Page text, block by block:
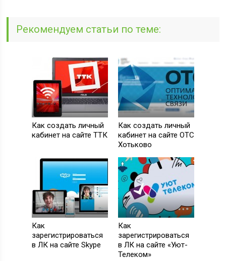
Рекомендуем статьи по теме:
Как создать личный
кабинет на сайте ТТК
Как создать личный
кабинет на сайте ОТС
Хотьково
Как
зарегистрироваться
в ЛК на сайте Skype
Как
зарегистрироваться
в ЛК на сайте «Уют-
Телеком»